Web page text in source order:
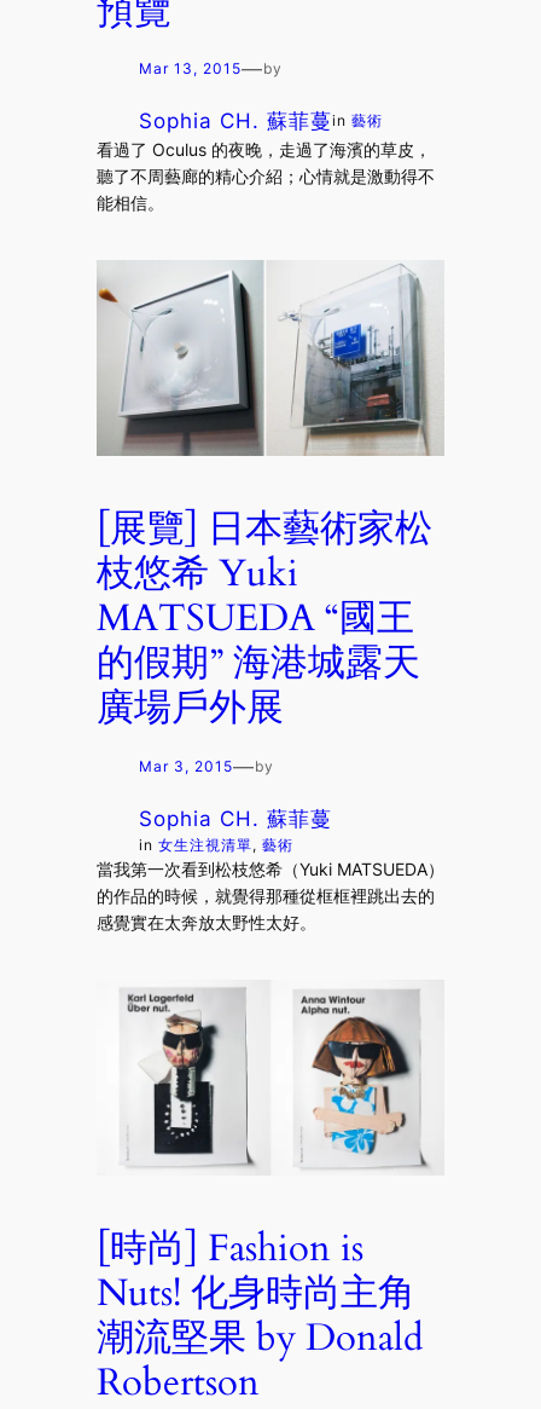
預覽
Mar 13, 2015—by
Sophia CH. 蘇菲蔓in藝術
看過了 Oculus 的夜晚，走過了海濱的草皮，
聽了不周藝廊的精心介紹；心情就是激動得不
能相信。
[展覽] 日本藝術家松
枝悠希 Yuki
MATSUEDA “國王
的假期” 海港城露天
廣場戶外展
Mar 3, 2015—by
Sophia CH. 蘇菲蔓
in女生注視清單, 藝術
當我第一次看到松枝悠希（Yuki MATSUEDA）
的作品的時候，就覺得那種從框框裡跳出去的
感覺實在太奔放太野性太好。
[時尚] Fashion is
Nuts! 化身時尚主角
潮流堅果 by Donald
Robertson